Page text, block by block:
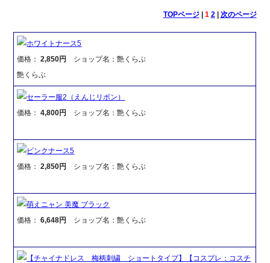
TOPページ| 1 2| 次のページ
ホワイトナース5
価格：2,850円
ショップ名：艶くらぶ
艶くらぶ
セーラー服2（えんじリボン）
価格：4,800円 ショップ名：艶くらぶ
ピンクナース5
価格：2,850円 ショップ名：艶くらぶ
萌えニャン 美魔 ブラック
価格：6,648円 ショップ名：艶くらぶ
【チャイナドレス 梅柄刺繍 ショートタイプ】【コスプレ：コスチ